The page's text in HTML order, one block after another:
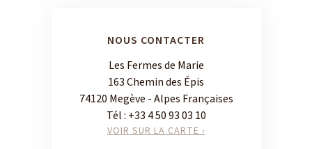
NOUS CONTACTER
Les Fermes de Marie
163 Chemin des Épis
74120 Megève - Alpes Françaises
Tél : +33 4 50 93 03 10
VOIR SUR LA CARTE ›